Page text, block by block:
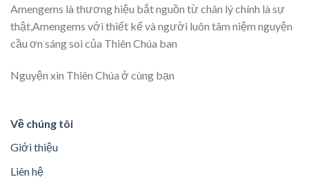
Amengems là thương hiệu bắt nguồn từ chân lý chính là sự
thật,Amengems với thiết kế và người luôn tâm niệm nguyện
cầu ơn sáng soi của Thiên Chúa ban
Nguyện xin Thiên Chúa ở cùng bạn
Về chúng tôi
Giới thiệu
Liên hệ